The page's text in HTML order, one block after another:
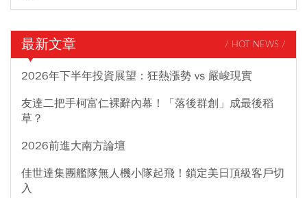
最新文章 / HOT NEWS /
2026年下半年投資展望：狂熱漲勢 vs 嚴峻現實
友達二把手柯富仁裸辭內幕！「落後群創」成最後稻
草？
2026前進大南方論壇
佳世達集團艦隊無人機小隊起飛！鎖定美日頂級客戶切
入